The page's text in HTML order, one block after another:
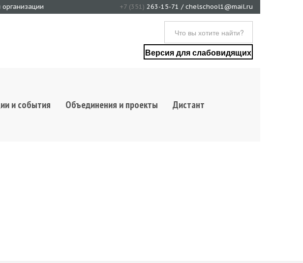
+7 (351) 263-15-71 / chelschool1@mail.ru
Версия для слабовидящих
и события Объединения и проекты
Дистант